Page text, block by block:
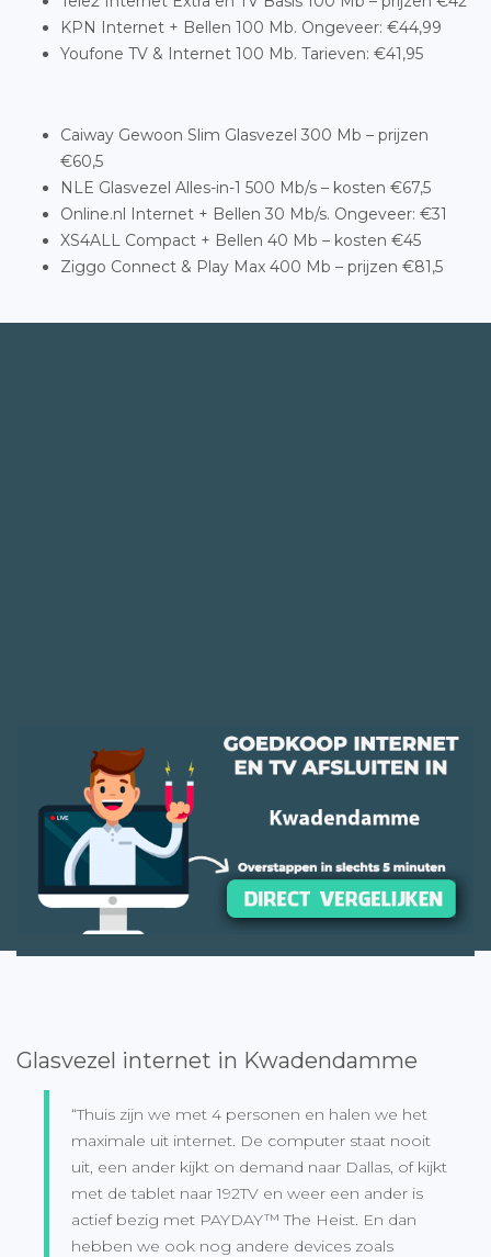
KPN Internet + Bellen 100 Mb. Ongeveer: €44,99
Youfone TV & Internet 100 Mb. Tarieven: €41,95
Caiway Gewoon Slim Glasvezel 300 Mb – prijzen
€60,5
NLE Glasvezel Alles-in-1 500 Mb/s – kosten €67,5
Online.nl Internet + Bellen 30 Mb/s. Ongeveer: €31
XS4ALL Compact + Bellen 40 Mb – kosten €45
Ziggo Connect & Play Max 400 Mb – prijzen €81,5
Glasvezel internet in Kwadendamme
“Thuis zijn we met 4 personen en halen we het
maximale uit internet. De computer staat nooit
uit, een ander kijkt on demand naar Dallas, of kijkt
met de tablet naar 192TV en weer een ander is
actief bezig met PAYDAY™ The Heist. En dan
hebben we ook nog andere devices zoals